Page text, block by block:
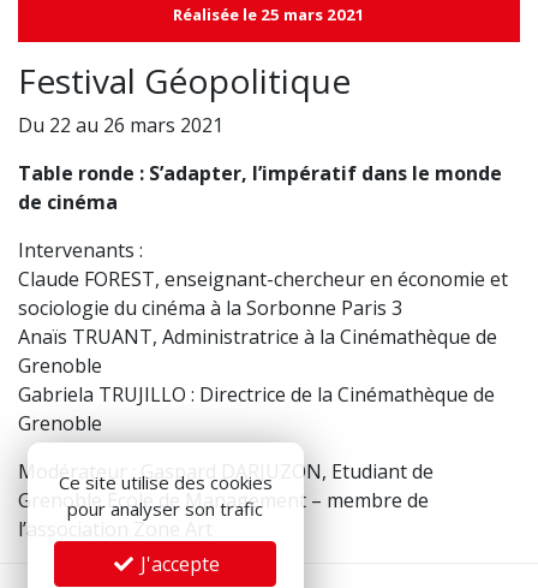
Réalisée le 25 mars 2021
Festival Géopolitique
Du 22 au 26 mars 2021
Table ronde : S’adapter, l’impératif dans le monde
de cinéma
Intervenants :
Claude FOREST, enseignant-chercheur en économie et
sociologie du cinéma à la Sorbonne Paris 3
Anaïs TRUANT, Administratrice à la Cinémathèque de
Grenoble
Gabriela TRUJILLO : Directrice de la Cinémathèque de
Grenoble
Modérateur : Gaspard DARJUZON, Etudiant de
Grenoble Ecole de Management – membre de
l’association Zone Art
Ce site utilise des cookies
pour analyser son trafic
J'accepte